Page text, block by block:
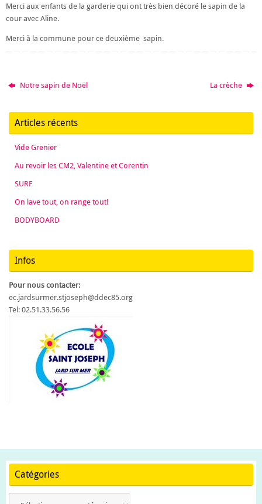
Merci aux enfants de la garderie qui ont très bien décoré le sapin de la
cour avec Aline.
Merci à la commune pour ce deuxième sapin.
Notre sapin de Noël La crèche
Articles récents
Vide Grenier
Au revoir les CM2, Valentine et Corentin
SURF
On lave tout, on range tout!
BODYBOARD
Infos
Pour nous contacter:
ec.jardsurmer.stjoseph@ddec85.org
Tel: 02.51.33.56.56
Catégories